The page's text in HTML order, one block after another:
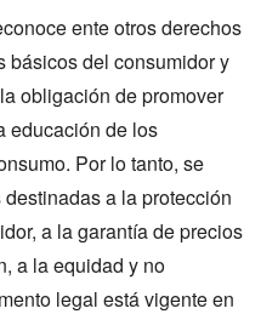
ente otros derechos
básicos del consumidor y
obligación de promover
educación de los
Por lo tanto, se
a la protección
a la garantía de precios
a la equidad y no
legal está vigente en